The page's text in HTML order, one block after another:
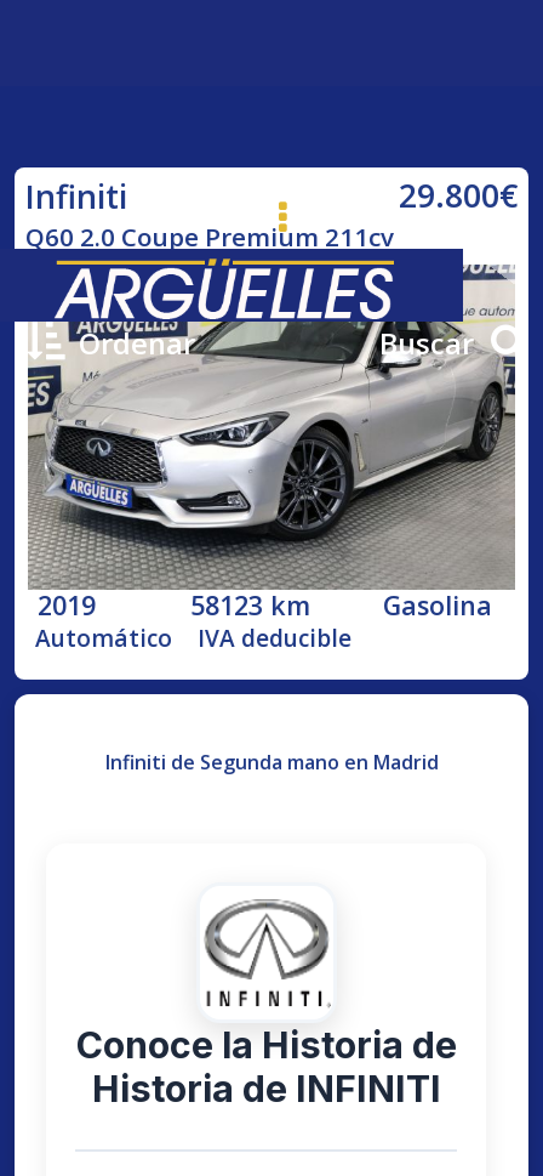
Ordenar Buscar
Infiniti 29.800€
Q60 2.0 Coupe Premium 211cv
2019 58123 km Gasolina
Automático IVA deducible
Infiniti de Segunda mano en Madrid
Conoce la Historia de
Historia de INFINITI